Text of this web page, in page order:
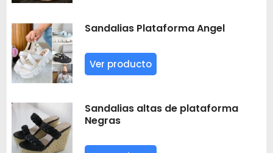
Sandalias Plataforma Angel
Ver producto
Sandalias altas de plataforma
Negras